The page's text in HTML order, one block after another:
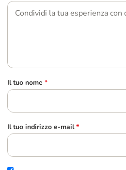
Il tuo nome *
Il tuo indirizzo e-mail *